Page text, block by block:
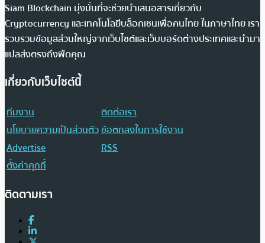
Siam Blockchain มุ่งมั่นที่จะช่วยนำเสนอสารเกี่ยวกับ
Cryptocurrency และเทคโนโลยีบล็อกเชนเพื่อคนไทย ในภาษาไทย เรา
รวบรวมข้อมูลส่วนใหญ่จากเว็บไซต์และเว็บบอร์ดต่างประเทศและนำมา
แปลส่งตรงถึงฟีดคุณ
เกี่ยวกับเว็บไซต์นี้
ทีมงาน
ติดต่อเรา
นโยบายความเป็นส่วนตัวข้อตกลงในการใช้งาน
Advertise
RSS
ตั้งค่าคุกกี้
ติดตามเรา